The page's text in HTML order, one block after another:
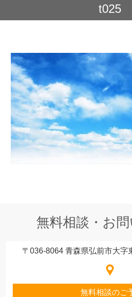
t025
無料相談・お
〒036-8064 青森県弘前市大字
無料相談のご